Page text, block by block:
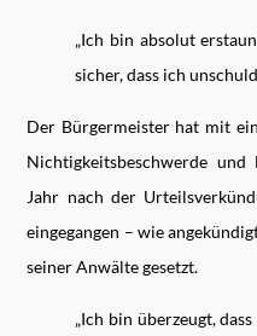
„Ich bin absolut
sicher, dass ich
Der Bürgermeister hat mit
Nichtigkeitsbeschwerde und
Jahr nach der
eingegangen – wie
seiner Anwälte gesetzt.
„Ich bin überzeugt,